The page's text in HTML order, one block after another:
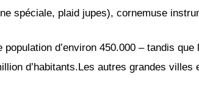
spéciale, plaid jupes), cornemuse
population d’environ 450.000 – tandis
d’habitants.Les autres grandes villes